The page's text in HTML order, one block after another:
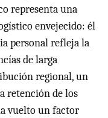
representa una
envejecido: él
personal refleja la
de larga
regional, un
retención de los
vuelto un factor